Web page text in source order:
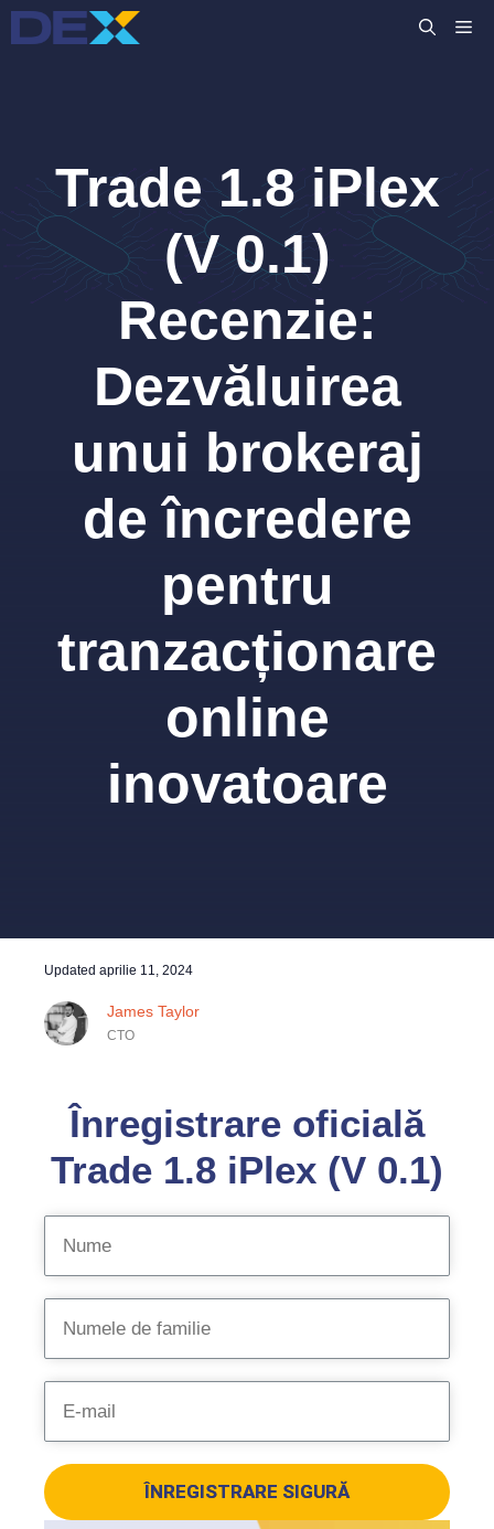
Sari
la
Trade 1.8 iPlex
(V 0.1)
Recenzie:
Dezvăluirea
unui brokeraj
de încredere
pentru
tranzacționare
online
inovatoare
Updated aprilie 11, 2024
James Taylor
CTO
Înregistrare oficială
Trade 1.8 iPlex (V 0.1)
ÎNREGISTRARE SIGURĂ